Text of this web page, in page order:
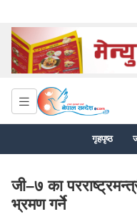
गृहपृष्ठ
जी–७ का
भ्रमण गर्ने